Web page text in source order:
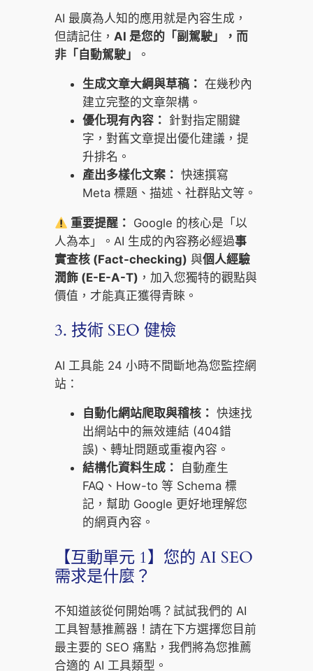
AI 最廣為人知的應用就是內容生成，
但請記住， AI 是您的「副駕駛」，而
非「自動駕駛」
。
生成文章大綱與草稿： 在幾秒內
建立完整的文章架構。
優化現有內容： 針對指定關鍵
字，對舊文章提出優化建議，提
升排名。
產出多樣化文案： 快速撰寫
Meta 標題、描述、社群貼文等。
重要提醒： Google 的核心是「以
人為本」。AI 生成的內容務必經過事
實查核 (Fact-checking) 與個人經驗
潤飾 (E-E-A-T) ，加入您獨特的觀點與
價值，才能真正獲得青睞。
3. 技術 SEO 健檢
AI 工具能 24 小時不間斷地為您監控網
站：
自動化網站爬取與稽核： 快速找
出網站中的無效連結 (404錯
誤)、轉址問題或重複內容。
結構化資料生成：
自動產生
FAQ、How-to 等 Schema 標
記，幫助 Google 更好地理解您
的網頁內容。
【互動單元 1】您的 AI SEO
需求是什麼？
不知道該從何開始嗎？試試我們的 AI
工具智慧推薦器！請在下方選擇您目前
最主要的 SEO 痛點，我們將為您推薦
合適的 AI 工具類型。